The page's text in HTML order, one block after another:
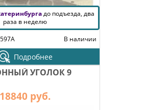
до подъезда, два
раза в неделю
В наличии
Подробнее
УГОЛОК 9
18840 руб.